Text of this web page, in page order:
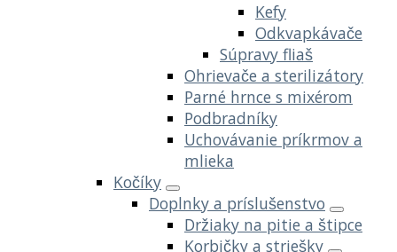
Kefy
Odkvapkávače
Súpravy fliaš
Ohrievače a sterilizátory
Parné hrnce s mixérom
Podbradníky
Uchovávanie príkrmov a
mlieka
Kočíky
Doplnky a príslušenstvo
Držiaky na pitie a štipce
Korbičky a striešky